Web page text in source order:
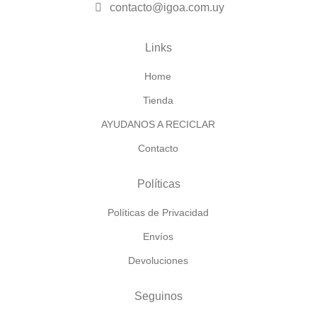
contacto@igoa.com.uy
Links
Home
Tienda
AYUDANOS A RECICLAR
Contacto
Políticas
Políticas de Privacidad
Envíos
Devoluciones
Seguinos